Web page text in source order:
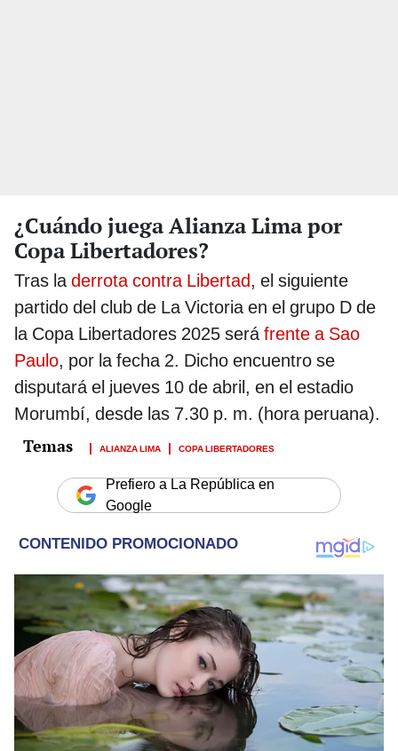
¿Cuándo juega Alianza Lima por
Copa Libertadores?
Tras la derrota contra Libertad, el siguiente
partido del club de La Victoria en el grupo D de
la Copa Libertadores 2025 será frente a Sao
Paulo, por la fecha 2. Dicho encuentro se
disputará el jueves 10 de abril, en el estadio
Morumbí, desde las 7.30 p. m. (hora peruana).
ALIANZA LIMA COPA LIBERTADORES
Prefiero a La República en
Google